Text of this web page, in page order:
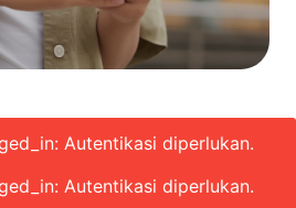
Autentikasi diperlukan.
Autentikasi diperlukan.